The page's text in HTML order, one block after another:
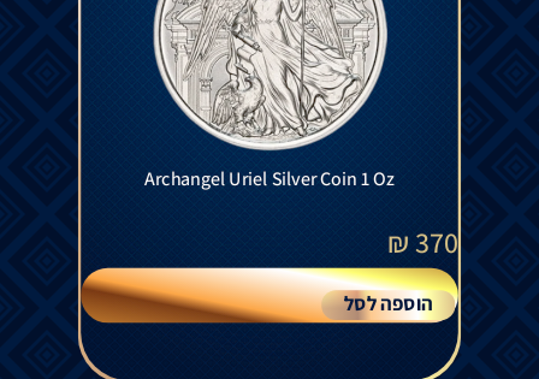
Archangel Uriel Silver Coin 1 Oz
370
₪
הוספה לסל